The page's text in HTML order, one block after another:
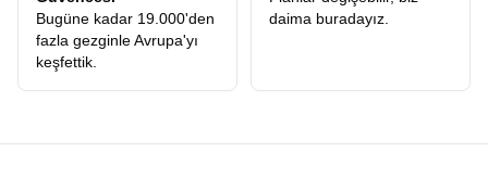
rotamızın en güzel yanı, Türk vatandaşları için büyük kolaylık
sağlayanVizesiz Balkan Turu
niteliği taşıyan ülkeleri
kapsamasıdır. Makedonya, Arnavutluk, Karadağ, Bosna Hersek
ve Sırbistan gibi ülkeler, Türk pasaportuna vize uygulamayan dost
topraklardır. Pasaportunuzu cebinize koyup sanki şehir
Bugüne kadar 19.000'den
fazla gezginle Avrupa'yı
keşfettik.
daima buradayız.